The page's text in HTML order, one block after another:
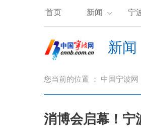
首页 新闻 宁
新闻
您当前的位置 ： 中国宁波网
消博会启幕！宁